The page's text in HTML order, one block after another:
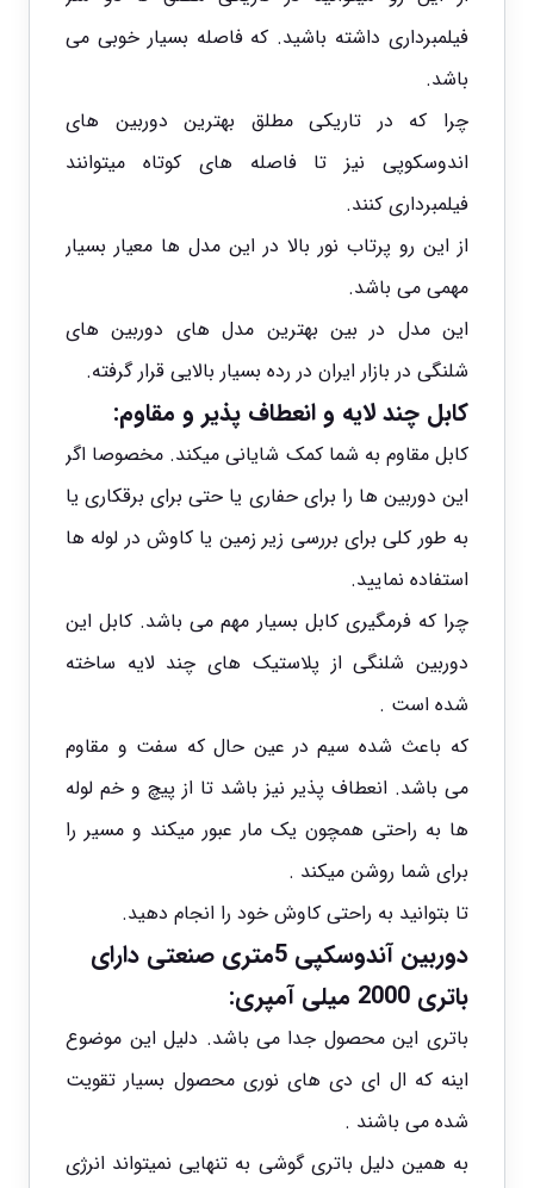
فیلمبرداری داشته باشید. که فاصله بسیار خوبی می
باشد.
چرا که در تاریکی مطلق بهترین دوربین های
اندوسکوپی نیز تا فاصله های کوتاه میتوانند
فیلمبرداری کنند.
از این رو پرتاب نور بالا در این مدل ها معیار بسیار
مهمی می باشد.
این مدل در بین بهترین مدل های دوربین های
شلنگی در بازار ایران در رده بسیار بالایی قرار گرفته.
کابل چند لایه و انعطاف پذیر و مقاوم:
کابل مقاوم به شما کمک شایانی میکند. مخصوصا اگر
این دوربین ها را برای حفاری یا حتی برای برقکاری یا
به طور کلی برای بررسی زیر زمین یا کاوش در لوله ها
استفاده نمایید.
چرا که فرمگیری کابل بسیار مهم می باشد. کابل این
دوربین شلنگی از پلاستیک های چند لایه ساخته
شده است .
که باعث شده سیم در عین حال که سفت و مقاوم
می باشد. انعطاف پذیر نیز باشد تا از پیچ و خم لوله
ها به راحتی همچون یک مار عبور میکند و مسیر را
برای شما روشن میکند .
تا بتوانید به راحتی کاوش خود را انجام دهید.
دوربین آندوسکپی 5متری صنعتی دارای
باتری 2000 میلی آمپری:
باتری این محصول جدا می باشد. دلیل این موضوع
اینه که ال ای دی های نوری محصول بسیار تقویت
شده می باشند .
به همین دلیل باتری گوشی به تنهایی نمیتواند انرژی